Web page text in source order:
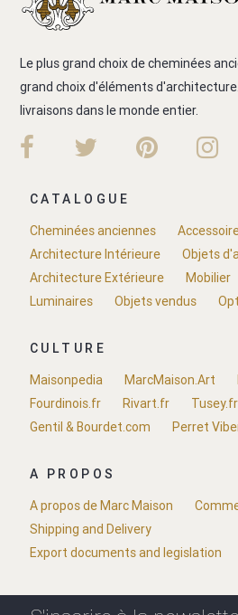
Le plus grand choix de cheminées
grand choix d'éléments
livraisons dans le monde entier.
CATALOGUE
Cheminées anciennes
Architecture Intérieure
Objets
Architecture Extérieure
Mobilier
Luminaires
Objets vendus
CULTURE
Maisonpedia
MarcMaison.Art
Fourdinois.fr
Rivart.fr
Tusey.fr
Gentil & Bourdet.com
Perret
A PROPOS
A propos de Marc Maison
Shipping and Delivery
Export documents and legislation